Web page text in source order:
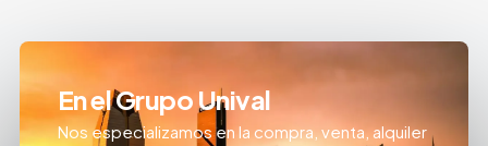
En el Grupo Unival
Nos especializamos en la compra, venta, alquiler